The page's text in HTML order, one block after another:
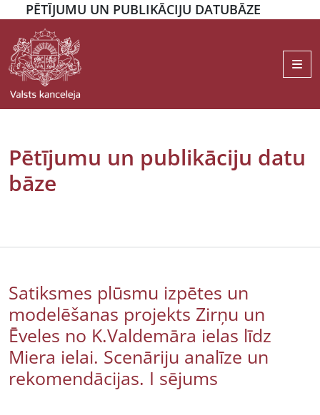
PĒTĪJUMU UN PUBLIKĀCIJU DATUBĀZE
Pētījumu un publikāciju datu
bāze
Satiksmes plūsmu izpētes un
modelēšanas projekts Zirņu un
Ēveles no K.Valdemāra ielas līdz
Miera ielai. Scenāriju analīze un
rekomendācijas. I sējums